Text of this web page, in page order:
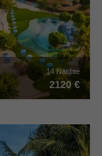
14 Nächte
2120 €